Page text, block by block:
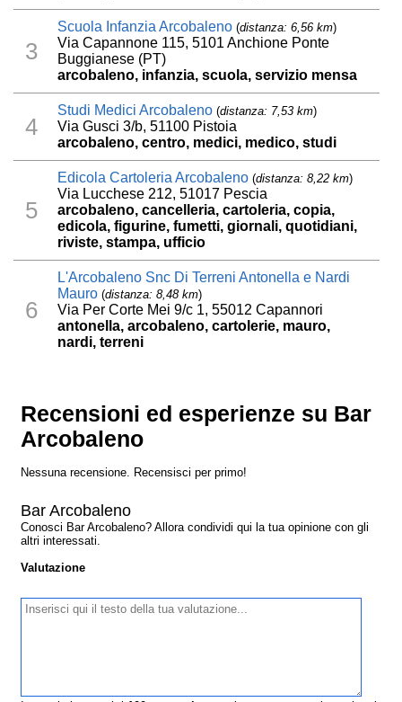
3
Scuola Infanzia Arcobaleno (distanza: 6,56 km)
Via Capannone 115, 5101 Anchione Ponte
Buggianese (PT)
arcobaleno, infanzia, scuola, servizio mensa
4
Studi Medici Arcobaleno (distanza: 7,53 km)
Via Gusci 3/b, 51100 Pistoia
arcobaleno, centro, medici, medico, studi
5
Edicola Cartoleria Arcobaleno (distanza: 8,22 km)
Via Lucchese 212, 51017 Pescia
arcobaleno, cancelleria, cartoleria, copia,
edicola, figurine, fumetti, giornali, quotidiani,
riviste, stampa, ufficio
6
L'Arcobaleno Snc Di Terreni Antonella e Nardi
Mauro (distanza: 8,48 km)
Via Per Corte Mei 9/c 1, 55012 Capannori
antonella, arcobaleno, cartolerie, mauro,
nardi, terreni
Recensioni ed esperienze su Bar
Arcobaleno
Nessuna recensione. Recensisci per primo!
Bar Arcobaleno
Conosci Bar Arcobaleno? Allora condividi qui la tua opinione con gli
altri interessati.
Valutazione